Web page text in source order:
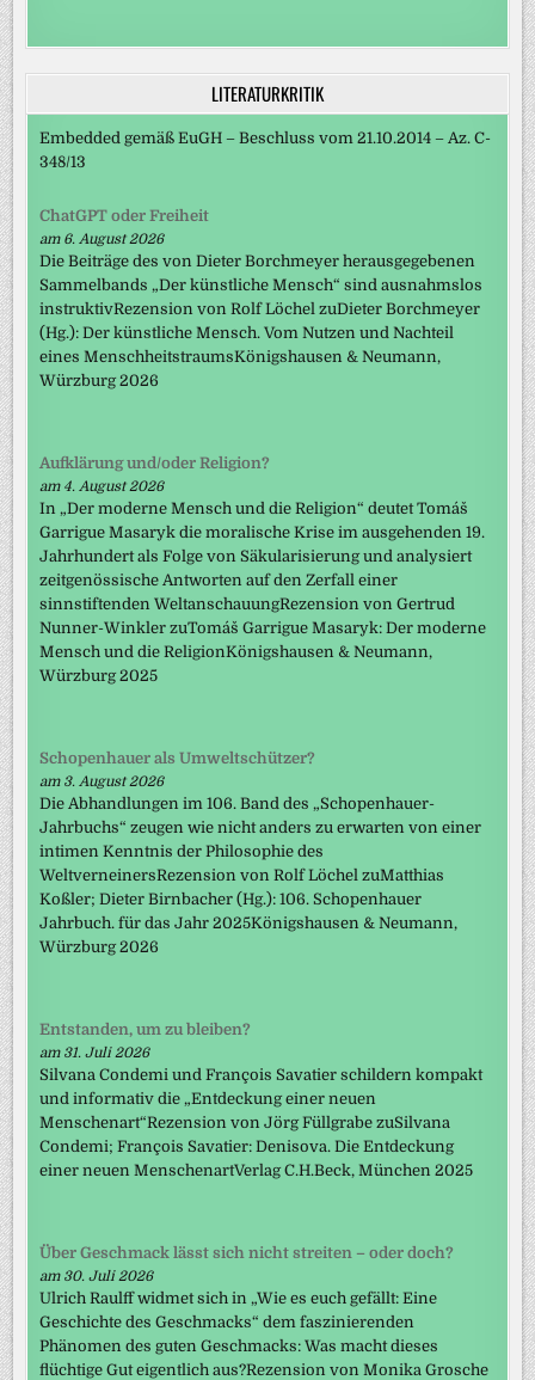
LITERATURKRITIK
Embedded gemäß EuGH – Beschluss vom 21.10.2014 – Az. C-
348/13
ChatGPT oder Freiheit
am 6. August 2026
Die Beiträge des von Dieter Borchmeyer herausgegebenen
Sammelbands „Der künstliche Mensch“ sind ausnahmslos
instruktivRezension von Rolf Löchel zuDieter Borchmeyer
(Hg.): Der künstliche Mensch. Vom Nutzen und Nachteil
eines MenschheitstraumsKönigshausen & Neumann,
Würzburg 2026
Aufklärung und/oder Religion?
am 4. August 2026
In „Der moderne Mensch und die Religion“ deutet Tomáš
Garrigue Masaryk die moralische Krise im ausgehenden 19.
Jahrhundert als Folge von Säkularisierung und analysiert
zeitgenössische Antworten auf den Zerfall einer
sinnstiftenden WeltanschauungRezension von Gertrud
Nunner-Winkler zuTomáš Garrigue Masaryk: Der moderne
Mensch und die ReligionKönigshausen & Neumann,
Würzburg 2025
Schopenhauer als Umweltschützer?
am 3. August 2026
Die Abhandlungen im 106. Band des „Schopenhauer-
Jahrbuchs“ zeugen wie nicht anders zu erwarten von einer
intimen Kenntnis der Philosophie des
WeltverneinersRezension von Rolf Löchel zuMatthias
Koßler; Dieter Birnbacher (Hg.): 106. Schopenhauer
Jahrbuch. für das Jahr 2025Königshausen & Neumann,
Würzburg 2026
Entstanden, um zu bleiben?
am 31. Juli 2026
Silvana Condemi und François Savatier schildern kompakt
und informativ die „Entdeckung einer neuen
Menschenart“Rezension von Jörg Füllgrabe zuSilvana
Condemi; François Savatier: Denisova. Die Entdeckung
einer neuen MenschenartVerlag C.H.Beck, München 2025
Über Geschmack lässt sich nicht streiten – oder doch?
am 30. Juli 2026
Ulrich Raulff widmet sich in „Wie es euch gefällt: Eine
Geschichte des Geschmacks“ dem faszinierenden
Phänomen des guten Geschmacks: Was macht dieses
flüchtige Gut eigentlich aus?Rezension von Monika Grosche